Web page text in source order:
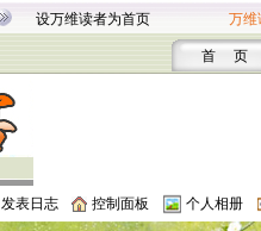
设万维读者为首页 万维
首 页
发表日志 控制面板 个人相册